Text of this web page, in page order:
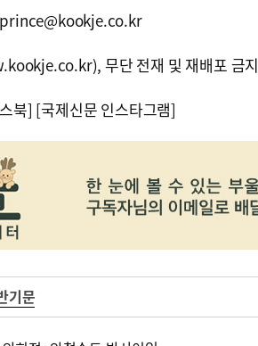
무단 전재 및 재배포 금지
북] [국제신문 인스타그램]
기문